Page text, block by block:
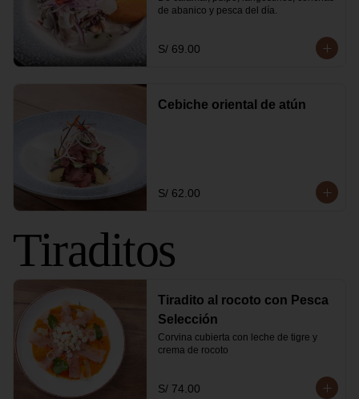
de abanico y pesca del día.
S/ 69.00
Cebiche oriental de atún
S/ 62.00
Tiraditos
Tiradito al rocoto con Pesca
Selección
Corvina cubierta con leche de tigre y
crema de rocoto
S/ 74.00